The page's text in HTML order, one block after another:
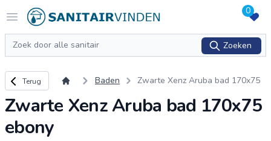
Open menu
Logo sanitairvinden.nl 0
Zoeken
Zoeken
Terug naar overzicht
Terug Baden
Zwarte Xenz Aruba bad 170x75
Zwarte Xenz Aruba bad 170x75
ebony